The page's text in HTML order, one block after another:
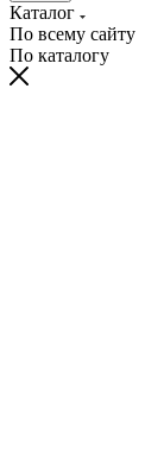
Каталог
По всему сайту
По каталогу